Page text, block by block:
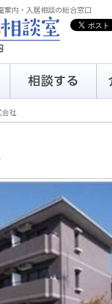
案内・入居相談の総合窓口
会社